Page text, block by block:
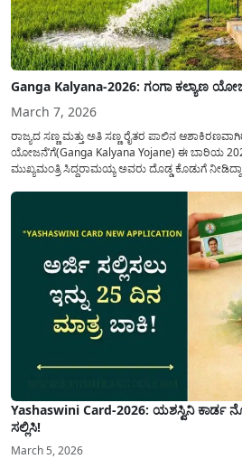
Ganga Kalyana-2026: ಗಂಗಾ ಕಲ್ಯಾಣ
March 7, 2026
ರಾಜ್ಯದ ಸಣ್ಣ ಮತ್ತು ಅತಿ ಸಣ್ಣ ರೈತರ ಪಾಲಿನ
ಯೋಜನೆ’ಗೆ(Ganga Kalyana Yojane) ಈ ಬಾರಿಯ
ಮುಖ್ಯಮಂತ್ರಿ ಸಿದ್ದರಾಮಯ್ಯ ಅವರು ದೊಡ್ಡ ಕೊಡುಗೆ
ಸಮುದಾಯದ ಮುಖದಲ್ಲಿ ಮಂದಹಾಸ ಮೂಡಿಸಿದ್ದಾರೆ.
Yashaswini Card-2026: ಯಶಸ್ವಿನಿ
ಸಲ್ಲಿಸಿ!
March 5, 2026